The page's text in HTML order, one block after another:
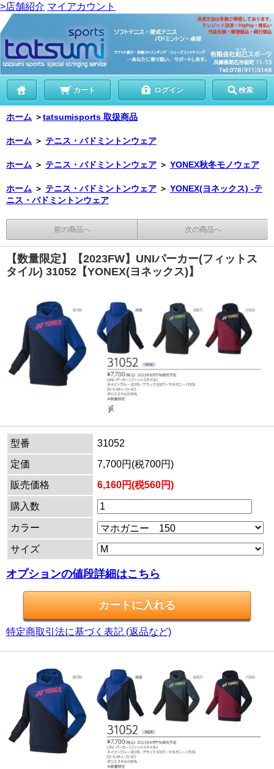
>店舗紹介 マイアカウント
カート ログイン 検索
ホーム ＞tatsumisports 取扱商品
ホーム ＞ テニス・バドミントンウェア
ホーム ＞ テニス・バドミントンウェア ＞ YONEX秋冬モノウェア
ホーム ＞ テニス・バドミントンウェア ＞ YONEX(ヨネックス) -テ
ニス・バドミントンウェア
前の商品へ 次の商品へ
【数量限定】【2023FW】UNIパーカー(フィットス
タイル) 31052【YONEX(ヨネックス)】
型番
31052
定価
7,700円(税700円)
販売価格
6,160円(税560円)
購入数
カラー
サイズ
オプションの値段詳細はこちら
特定商取引法に基づく表記 (返品など)